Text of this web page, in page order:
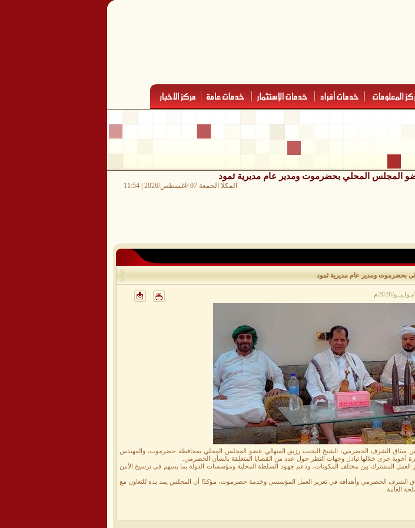
المكلا الجمعة 07 /اغسطس/2026 | 11:54
ميثاق الشرف الحضرمي، الشيخ البخيت رزيق المنهالي عضو المجلس المحلي بمحافظة حضرموت، والمهندس
أخوية جرى خلالها تبادل وجهات النظر حول عدد من القضايا المتعلقة بالشأن الحضرمي.
العمل المشترك بين مختلف المكونات، ودعم جهود السلطة المحلية ومؤسسات الدولة بما يسهم في ترسيخ الأمن
الشرف الحضرمي وأهدافه في تعزيز العمل المؤسسي وخدمة حضرموت، مؤكدًا أن المجلس يمد يده للتعاون مع
العامة.